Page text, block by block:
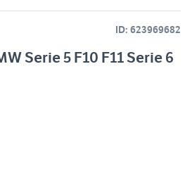
ID: 623969682
Serie 5 F10 F11 Serie 6